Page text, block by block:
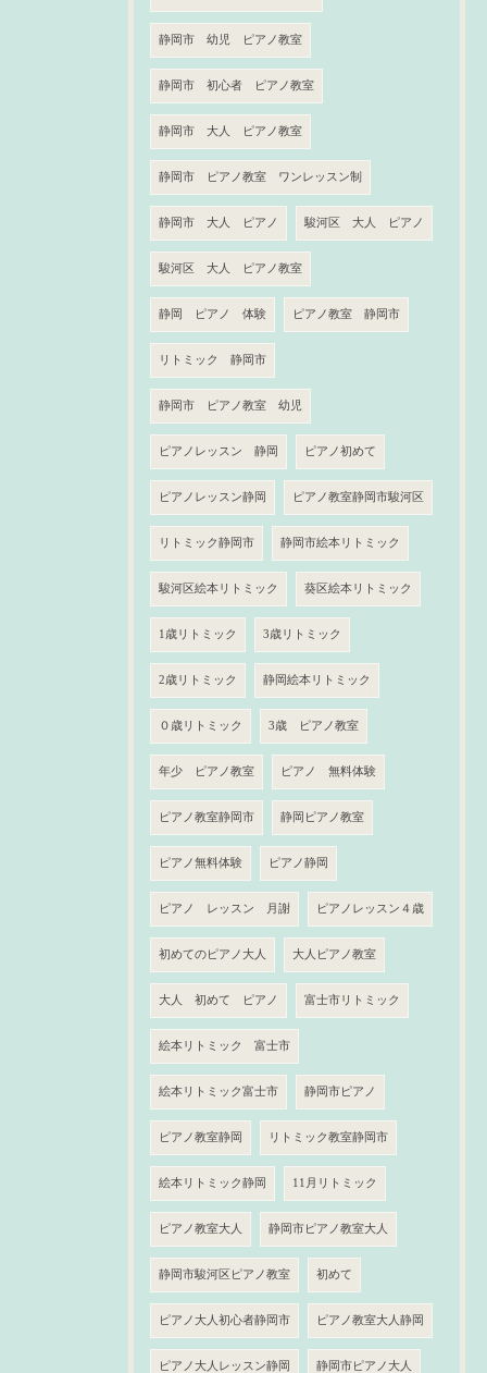
静岡市 幼児 ピアノ教室
静岡市 初心者 ピアノ教室
静岡市 大人 ピアノ教室
静岡市 ピアノ教室 ワンレッスン制
静岡市 大人 ピアノ 駿河区 大人 ピアノ
駿河区 大人 ピアノ教室
静岡 ピアノ 体験 ピアノ教室 静岡市
リトミック 静岡市
静岡市 ピアノ教室 幼児
ピアノレッスン 静岡 ピアノ初めて
ピアノレッスン静岡 ピアノ教室静岡市駿河区
リトミック静岡市 静岡市絵本リトミック
駿河区絵本リトミック 葵区絵本リトミック
1歳リトミック 3歳リトミック
2歳リトミック 静岡絵本リトミック
０歳リトミック 3歳 ピアノ教室
年少 ピアノ教室 ピアノ 無料体験
ピアノ教室静岡市 静岡ピアノ教室
ピアノ無料体験 ピアノ静岡
ピアノ レッスン 月謝 ピアノレッスン４歳
初めてのピアノ大人 大人ピアノ教室
大人 初めて ピアノ 富士市リトミック
絵本リトミック 富士市
絵本リトミック富士市 静岡市ピアノ
ピアノ教室静岡 リトミック教室静岡市
絵本リトミック静岡 11月リトミック
ピアノ教室大人 静岡市ピアノ教室大人
静岡市駿河区ピアノ教室 初めて
ピアノ大人初心者静岡市 ピアノ教室大人静岡
ピアノ大人レッスン静岡 静岡市ピアノ大人